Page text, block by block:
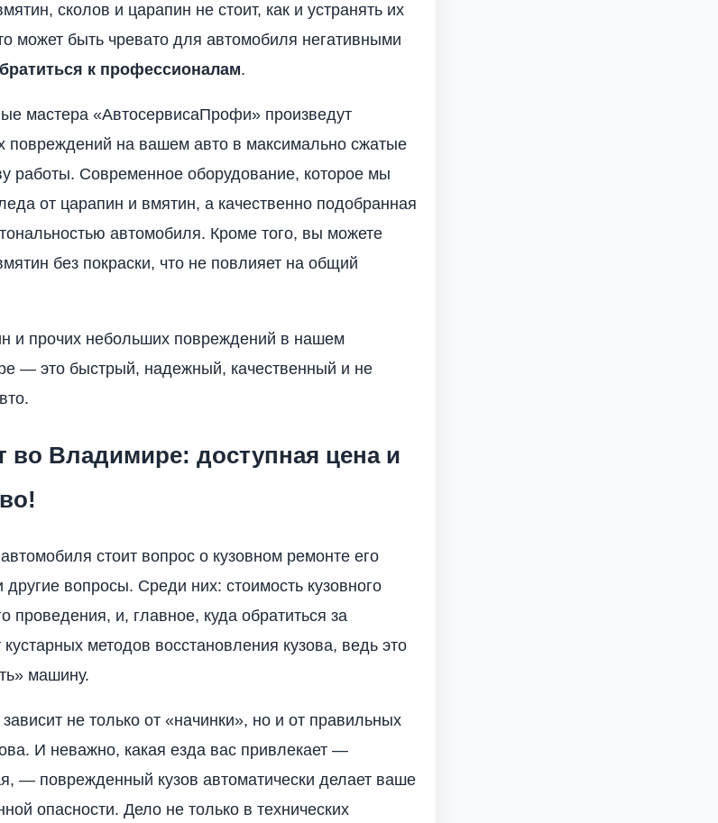
сколов и царапин не стоит, как и устранять их
может быть чревато для автомобиля негативными
к профессионалам.
мастера «АвтосервисаПрофи» произведут
повреждений на вашем авто в максимально сжатые
работы. Современное оборудование, которое мы
от царапин и вмятин, а качественно подобранная
автомобиля. Кроме того, вы можете
без покраски, что не повлияет на общий
и прочих небольших повреждений в нашем
— это быстрый, надежный, качественный и не
во Владимире: доступная цена и
стоит вопрос о кузовном ремонте его
вопросы. Среди них: стоимость кузовного
проведения, и, главное, куда обратиться за
методов восстановления кузова, ведь это
машину.
не только от «начинки», но и от правильных
И неважно, какая езда вас привлекает —
— поврежденный кузов автоматически делает ваше
опасности. Дело не только в технических